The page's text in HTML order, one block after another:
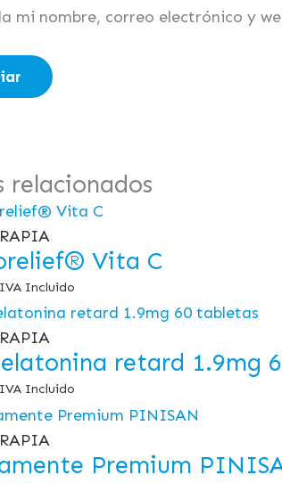
mi nombre, correo electrónico y
relacionados
Vita C
IVA Incluido
retard 1.9mg
IVA Incluido
Premium